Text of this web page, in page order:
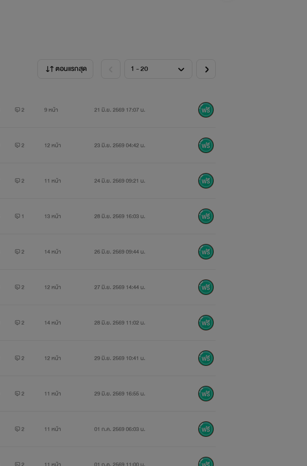
ตอนแรกสุด
2 9 หน้า 21 มิ.ย. 2569 17:07 น.
2 12 หน้า 23 มิ.ย. 2569 04:42 น.
2 11 หน้า 24 มิ.ย. 2569 09:21 น.
1 13 หน้า 28 มิ.ย. 2569 16:03 น.
2 14 หน้า 26 มิ.ย. 2569 09:44 น.
2 12 หน้า 27 มิ.ย. 2569 14:44 น.
2 14 หน้า 28 มิ.ย. 2569 11:02 น.
2 12 หน้า 29 มิ.ย. 2569 10:41 น.
2 11 หน้า 29 มิ.ย. 2569 16:55 น.
2 11 หน้า 01 ก.ค. 2569 06:03 น.